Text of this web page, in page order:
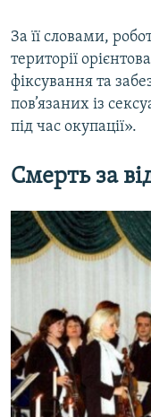
За її словами,
території
фіксування та
пов’язаних із
під час окупації».
Смерть за